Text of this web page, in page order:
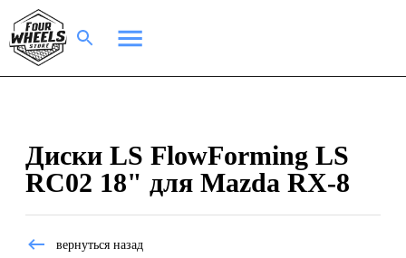
Диски LS FlowForming LS
RC02 18" для Mazda RX-8
вернуться назад